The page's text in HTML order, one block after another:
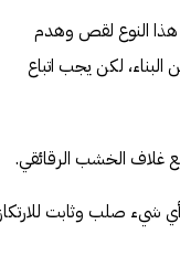
النوع لقص وهدم
البناء، لكن يجب اتباع
غلاف الخشب الرقائقي.
شيء صلب وثابت